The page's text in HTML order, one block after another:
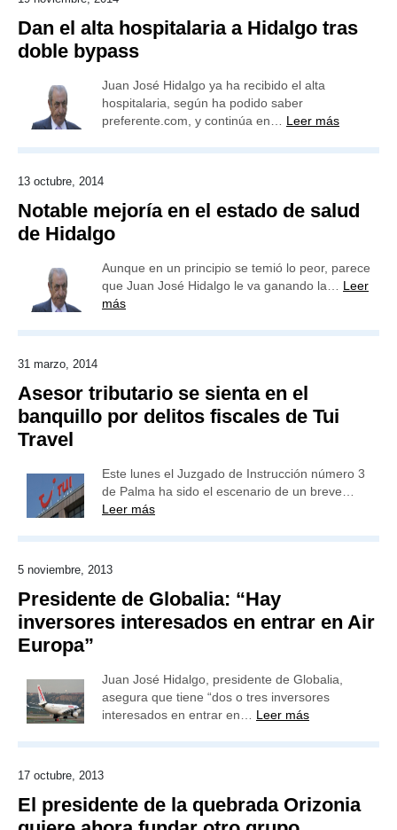
Dan el alta hospitalaria a Hidalgo tras
doble bypass
Juan José Hidalgo ya ha recibido el alta
hospitalaria, según ha podido saber
preferente.com, y continúa en… Leer más
13 octubre, 2014
Notable mejoría en el estado de salud
de Hidalgo
Aunque en un principio se temió lo peor, parece
que Juan José Hidalgo le va ganando la… Leer
más
31 marzo, 2014
Asesor tributario se sienta en el
banquillo por delitos fiscales de Tui
Travel
Este lunes el Juzgado de Instrucción número 3
de Palma ha sido el escenario de un breve…
Leer más
5 noviembre, 2013
Presidente de Globalia: “Hay
inversores interesados en entrar en Air
Europa”
Juan José Hidalgo, presidente de Globalia,
asegura que tiene “dos o tres inversores
interesados en entrar en… Leer más
17 octubre, 2013
El presidente de la quebrada Orizonia